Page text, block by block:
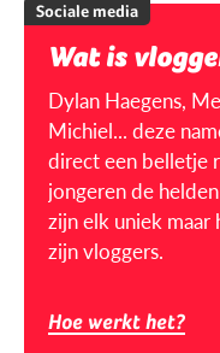
Sociale media
Wat is
Dylan Haegens,
Michiel... deze
direct een belletje
jongeren de
zijn elk uniek maar
zijn vloggers.
Hoe werkt het?